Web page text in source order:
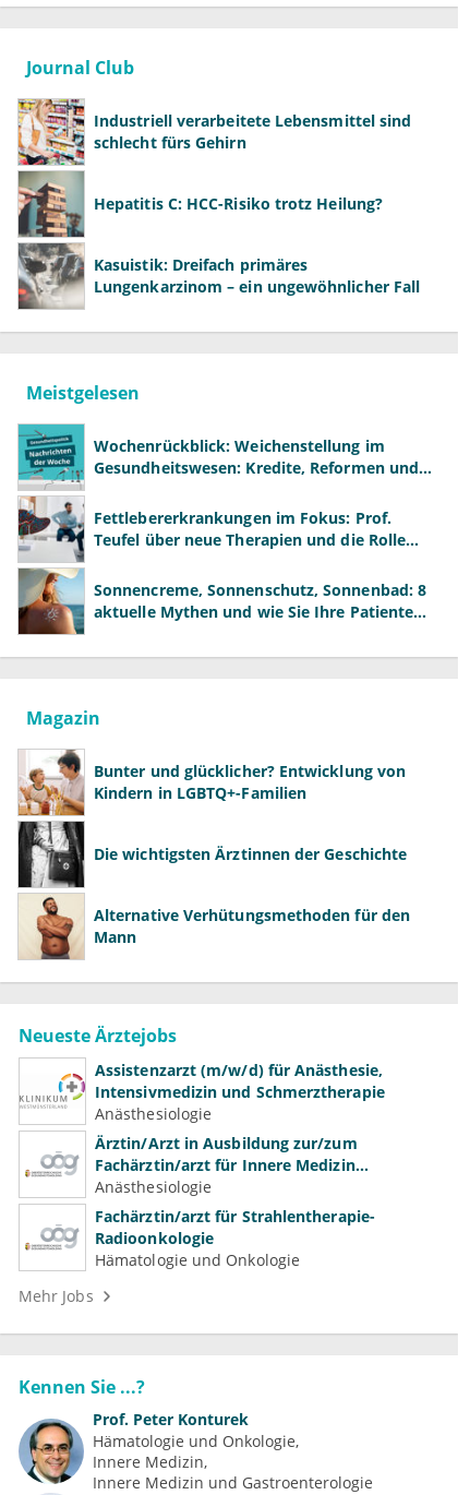
Journal Club
Industriell verarbeitete Lebensmittel sind
schlecht fürs Gehirn
Hepatitis C: HCC-Risiko trotz Heilung?
Kasuistik: Dreifach primäres
Lungenkarzinom – ein ungewöhnlicher Fall
Meistgelesen
Wochenrückblick: Weichenstellung im
Gesundheitswesen: Kredite, Reformen und
Fettlebererkrankungen im Fokus: Prof.
Teufel über neue Therapien und die Rolle
Sonnencreme, Sonnenschutz, Sonnenbad: 8
aktuelle Mythen und wie Sie Ihre Patienten
Magazin
Bunter und glücklicher? Entwicklung von
Kindern in LGBTQ+-Familien
Die wichtigsten Ärztinnen der Geschichte
Alternative Verhütungsmethoden für den
Mann
Neueste Ärztejobs
Assistenzarzt (m/w/d) für Anästhesie,
Intensivmedizin und Schmerztherapie
Anästhesiologie
Ärztin/Arzt in Ausbildung zur/zum
Fachärztin/arzt für Innere Medizin
(Kardiologie, Nephrologie, Intensivmedizin)
Anästhesiologie
Fachärztin/arzt für Strahlentherapie-
Radioonkologie
Hämatologie und Onkologie
Mehr Jobs
Kennen Sie ...?
Prof. Peter Konturek
Hämatologie und Onkologie
Innere Medizin
Innere Medizin und Gastroenterologie